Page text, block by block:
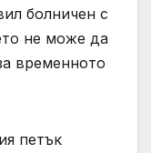
болничен с
не може да
временното
петък